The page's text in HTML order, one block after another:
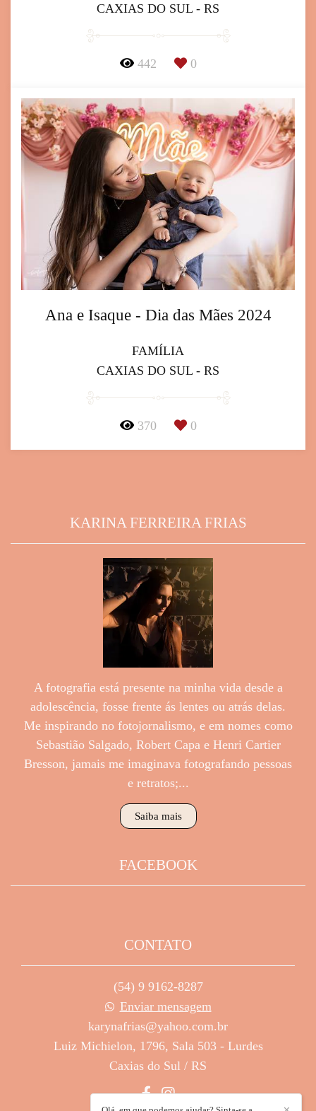
CAXIAS DO SUL - RS
442 0
Ana e Isaque - Dia das Mães 2024
FAMÍLIA
CAXIAS DO SUL - RS
370 0
KARINA FERREIRA FRIAS
A fotografia está presente na minha vida desde a
adolescência, fosse frente ás lentes ou atrás delas.
Me inspirando no fotojornalismo, e em nomes como
Sebastião Salgado, Robert Capa e Henri Cartier
Bresson, jamais me imaginava fotografando pessoas
e retratos;...
Saiba mais
FACEBOOK
CONTATO
(54) 9 9162-8287
Enviar mensagem
karynafrias@yahoo.com.br
Luiz Michielon, 1796, Sala 503 - Lurdes
Caxias do Sul / RS